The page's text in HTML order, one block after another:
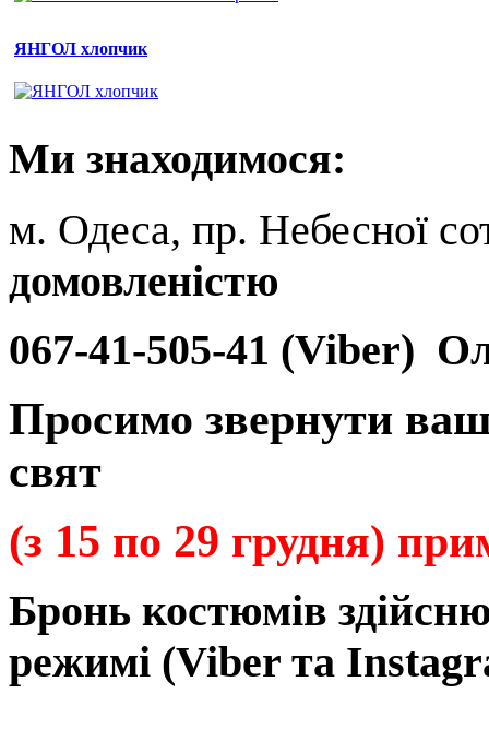
ЯНГОЛ хлопчик
Ми знаходимося:
м. Одеса, пр. Небесної
домовленістю
067-41-505-41 (Viber)
Просимо звернути
свят
(з 15 по 29 грудня)
Бронь костюмів
режимі (Viber та